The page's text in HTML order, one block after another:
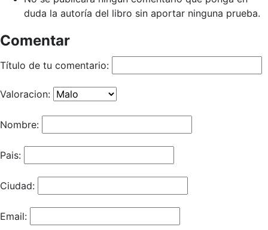
duda la autoría del libro sin aportar ninguna prueba.
Comentar
Título de tu comentario:
Valoracion:
Nombre:
Pais:
Ciudad:
Email: